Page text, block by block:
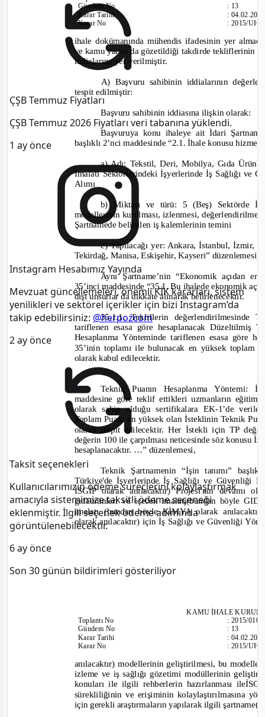
ÇŞB Temmuz Fiyatları
ÇŞB Temmuz 2026 Fiyatları veri tabanına yüklendi.
1 ay önce
Instagram Hesabımız Yayında
Mevzuat güncellemeleri, önemli KİK kararları, sistem
yenilikleri ve sektörel içerikler için bizi Instagram’da
takip edebilirsiniz: @herpozcom
2 ay önce
Taksit seçenekleri
Kullanıcılarımızın ödeme süreçlerini kolaylaştırmak
amacıyla sistemimize taksitli ödeme seçeneği
eklenmiştir. İlgili seçenek ödeme adımında
görüntülenebilecektir.
6 ay önce
Son 30 günün bildirimleri gösteriliyor
Gündem No
Karar Tarihi
Karar No
: 13
:
:2015/
ihale dokümanında mühendis ifadesinin yer
ve kamu yararı da gözetildiği takdirde tekliflerinin
iddialarına yer verilmiştir.
A) Başvuru sahibinin iddialarının
tespit edilmiştir:
Başvuru sahibinin iddiasına ilişkin olarak:
Başvuruya konu ihaleye ait İdari
başlıklı 2’nci maddesinde“2.1. İhale konusu
a) Adı: Tekstil, Deri, Mobilya, Gıda
İmalatı Sektörlerindeki İşyerlerinde İş Sağlığı
Alımı
b) Miktarı ve türü: 5 (Beş) Sektörde
modellerinin kurulması, izlenmesi,
Şartnamede belirtilen iş kalemlerinin temini
c) Yapılacağı yer: Ankara, İstanbul, İzmir,
Tekirdağ, Manisa, Eskişehir, Kayseri” düzenlemesi,
Aynı Şartname’nin “Ekonomik açıdan
35’inci maddesinde “35.1. Bu ihalede ekonomik
dışı unsurlar da dikkate alınarak belirlenecektir.
35.1.1. Tekliflerin değerlendirilmesinde
tariflenen esasa göre hesaplanacak
Hesaplanma Yönteminde tariflenen esasa göre
35’inin toplamı ile bulunacak en yüksek
olarak kabul edilecektir.
…
Teknik Puanın Hesaplanma Yöntemi:
maddesine göre teklif ettikleri uzmanların
olarak sahip olduğu sertifikalara EK-1’de
Toplam Puanı en yüksek olan İsteklinin Teknik
olarak tespit edilecektir. Her İstekli için TP
değerin 100 ile çarpılması neticesinde söz
hesaplanacaktır. …” düzenlemesi,
Teknik Şartnamenin “İşin tanımı”
Türkiye'de İşyerlerinde İş Sağlığı ve Güvenliği
İSGİP olarak anılacaktır) Projesi'nin devamı
gıdaürünleri ve içecek imalatı(bundan böyle
imalatı (bundan böyle KİMYA olarak
olarak anılacaktır) için İş Sağlığı ve Güvenliği
KAMU İHALE
ToplantıNo
Gündem No
Karar Tarihi
Karar No
:2015/010
: 13
:
:2015/
anılacaktır) modellerinin geliştirilmesi, bu
izleme ve iş sağlığı gözetimi modüllerinin
konuları ile ilgili rehberlerin hazırlanması
sürekliliğinin ve erişiminin kolaylaştırılmasına
için gerekli araştırmaların yapılarak ilgili